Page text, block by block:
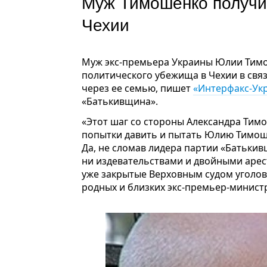
Чехии
Муж экс-премьера Украины Юлии
политического убежища в Чехии в
через ее семью, пишет«Интерфакс-
«Батькивщина».
«Этот шаг со стороны Александра
попытки давить и пытать Юлию
Да, не сломав лидера партии
ни издевательствами и двойными
уже закрытые Верховным судом
родных и близких экс-премьер-